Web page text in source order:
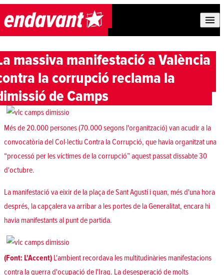
Skip to content
massiva manifestació a València
la corrupció reclama la
de Camps
Més de 20.000 persones (70.000 segons l'organització) van acudir a la
convocatòria del Col·lectiu Contra la Corrupció, que havia organitzat una
“processó per les víctimes de la corrupció” aquest passat dissabte 30
d'octubre.
La manifestació va eixir de la plaça de Sant Agustí i quan, més d'una hora
després, la capçalera va arribar a les portes de la Generalitat, encara hi
havia manifestants al punt de partida.
(Font: L'Accent) L'ambient recordava les multitudinàries manifestacions
contra la guerra d'ocupació de l'Iraq. La desesperació de molts